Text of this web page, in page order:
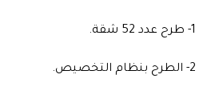
1- طرح عدد 52 شقة.
2- الطرح بنظام التخصيص.